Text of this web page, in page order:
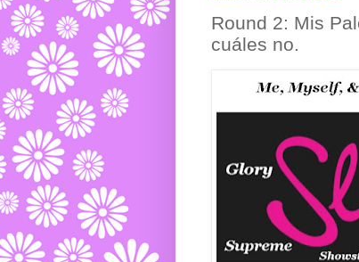
Round 2: Mis
cuáles no.